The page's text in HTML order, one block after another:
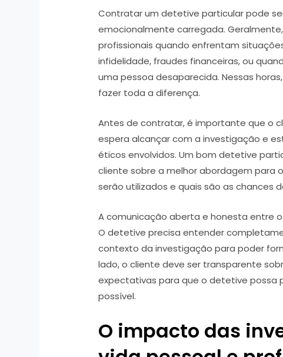
Contratar um detetive particular pode
emocionalmente carregada.
profissionais quando enfrentam
infidelidade, fraudes financeiras, ou
uma pessoa desaparecida. Nessas
fazer toda a diferença.
Antes de contratar, é importante que o
espera alcançar com a investigação e
éticos envolvidos. Um bom detetive
cliente sobre a melhor abordagem para
serão utilizados e quais são as chances
A comunicação aberta e honesta entre
O detetive precisa entender
contexto da investigação para poder
lado, o cliente deve ser transparente
expectativas para que o detetive possa
possível.
O impacto das